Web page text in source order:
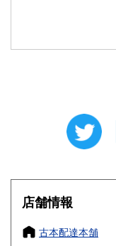
大阪府
奈良県
店舗情報
古本配達本舗